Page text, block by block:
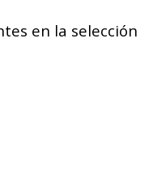
en la selección